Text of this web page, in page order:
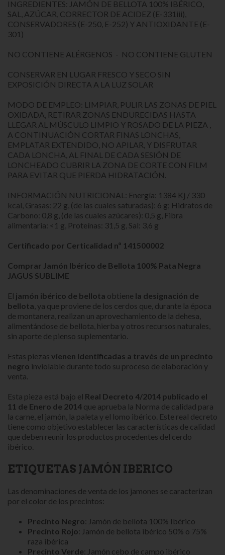
INGREDIENTES: JAMÓN DE BELLOTA 100% IBÉRICO,
SAL, AZÚCAR, CORRECTOR DE ACIDEZ (E-331iii),
CONSERVADORES (E-250, E-252) Y ANTIOXIDANTE (E-
301)
NO CONTIENE ALÉRGENOS - NO CONTIENE GLUTEN
CONSERVAR EN LUGAR FRESCO Y SECO SIN
EXPOSICIÓN DIRECTA A LA LUZ SOLAR
MODO DE EMPLEO: LIMPIAR, PULIR LAS ZONAS DE PIEL
OXIDADA, RETIRAR ZONAS ENDURECIDAS HASTA
LLEGAR AL MÚSCULO LIMPIO Y ROSADO DE LA PIEZA ,
A CONTINUACIÓN CORTAR FINAS LONCHAS,
EMPLATAR EXTENDIDO, NO APILAR, Y DISFRUTAR
CADA LONCHA, AL FINAL DE CADA SESIÓN DE
LONCHEADO CUBRIR LA ZONA DE CORTE CON FILM
PARA EVITAR QUE PIERDA HIDRATACIÓN.
INFORMACIÓN NUTRICIONAL: Energía: 1384 Kj / 330
kcal, Grasas: 22 g, (de las cuales saturadas): 6 g; Hidratos de
Carbono: 0,8 g, (de las cuales azúcares): 0,5 g, Fibra
alimentaria: <1 g, Proteínas: 31,5 g, Sal: 3,6 g
Certificado por Certicalidad nº 141500002
Comprar Jamón Ibérico de Bellota 100% Pata Negra
JAGUS SUBLIME
El jamón ibérico de bellota obtiene la designación de
bellota , ya que proviene de los cerdos que, durante la época
de montanera, realizan un aprovechamiento de la dehesa,
alimentándose de bellota, hierba y otros recursos naturales,
sin aporte de pienso suplementario.
Estas piezas vienen identificadas a través de un precinto
negro inviolable durante todo su proceso de elaboración y
venta.
Esta pieza está bajo el Real Decreto 4/2014 publicado el
11 de Enero de 2014 que aprueba la Norma de calidad para
la carne, el jamón, la paleta y el lomo ibérico. Este real decreto
tiene como objetivo establecer las características de calidad
que deben reunir los productos procedentes del cerdo
ibérico.
ETIQUETAS JAMÓN IBERICO
Las denominaciones de venta de los jamones se caracterizan
por el color de los precintos:
Precinto Negro: Jamón de bellota 100% Ibérico
Precinto Rojo: Jamón de bellota ibérico 50% o 75%
raza ibérica
Precinto Verde: Jamón cebo de campo ibérico